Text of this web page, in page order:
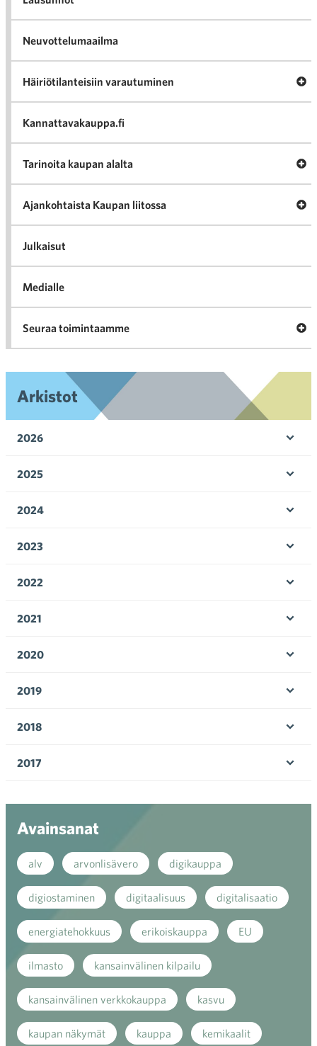
Neuvottelumaailma
Häiriötilanteisiin varautuminen
Kannattavakauppa.fi
Tarinoita kaupan alalta
Ajankohtaista Kaupan liitossa
Julkaisut
Medialle
Seuraa toimintaamme
Arkistot
2026
2025
2024
2023
2022
2021
2020
2019
2018
2017
Avainsanat
alv arvonlisävero digikauppa
digiostaminen digitaalisuus digitalisaatio
energiatehokkuus erikoiskauppa EU
ilmasto kansainvälinen kilpailu
kansainvälinen verkkokauppa kasvu
kaupan näkymät kauppa kemikaalit